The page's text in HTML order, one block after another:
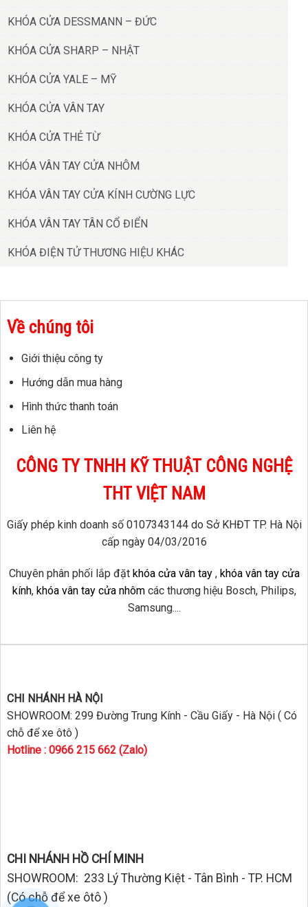
KHÓA CỬA DESSMANN – ĐỨC
KHÓA CỬA SHARP – NHẬT
KHÓA CỬA YALE – MỸ
KHÓA CỬA VÂN TAY
KHÓA CỬA THẺ TỪ
KHÓA VÂN TAY CỬA NHÔM
KHÓA VÂN TAY CỬA KÍNH CƯỜNG LỰC
KHÓA VÂN TAY TÂN CỔ ĐIỂN
KHÓA ĐIỆN TỬ THƯƠNG HIỆU KHÁC
Về chúng tôi
Giới thiệu công ty
Hướng dẫn mua hàng
Hình thức thanh toán
Liên hệ
CÔNG TY TNHH KỸ THUẬT CÔNG NGHỆ
THT VIỆT NAM
Giấy phép kinh doanh số 0107343144 do Sở KHĐT TP. Hà Nội
cấp ngày 04/03/2016
Chuyên phân phối lắp đặt khóa cửa vân tay, khóa vân tay cửa
kính, khóa vân tay cửa nhômcác thương hiệu Bosch, Philips,
Samsung....
CHI NHÁNH HÀ NỘI
SHOWROOM: 299 Đường Trung Kính - Cầu Giấy - Hà Nội ( Có
chỗ để xe ôtô )
Hotline : 0966 215 662 (Zalo)
CHI NHÁNH HỒ CHÍ MINH
SHOWROOM: 233 Lý Thường Kiệt - Tân Bình - TP. HCM
(Có chỗ để xe ôtô )